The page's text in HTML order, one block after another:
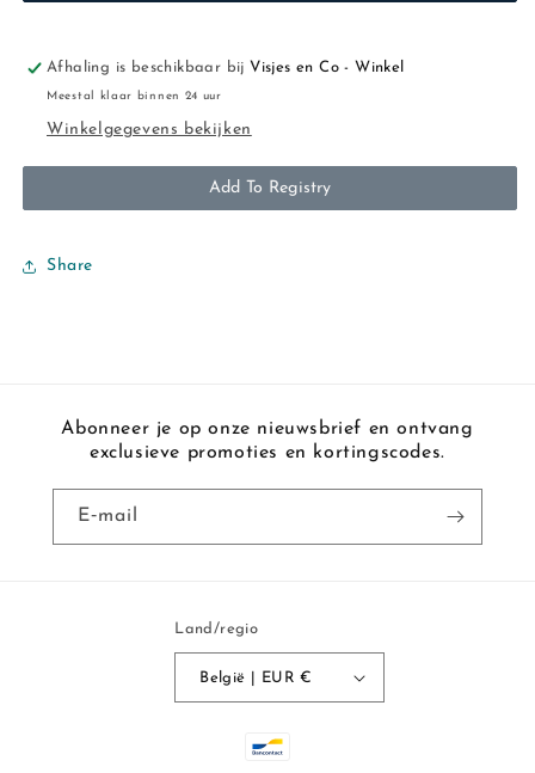
Afhaling is beschikbaar bijVisjes en Co - Winkel
Meestal klaar binnen 24 uur
Winkelgegevens bekijken
Add To Registry
Share
Abonneer je op onze nieuwsbrief en ontvang
exclusieve promoties en kortingscodes.
E‑mail
Land/regio
België | EUR €
Betaalmethoden